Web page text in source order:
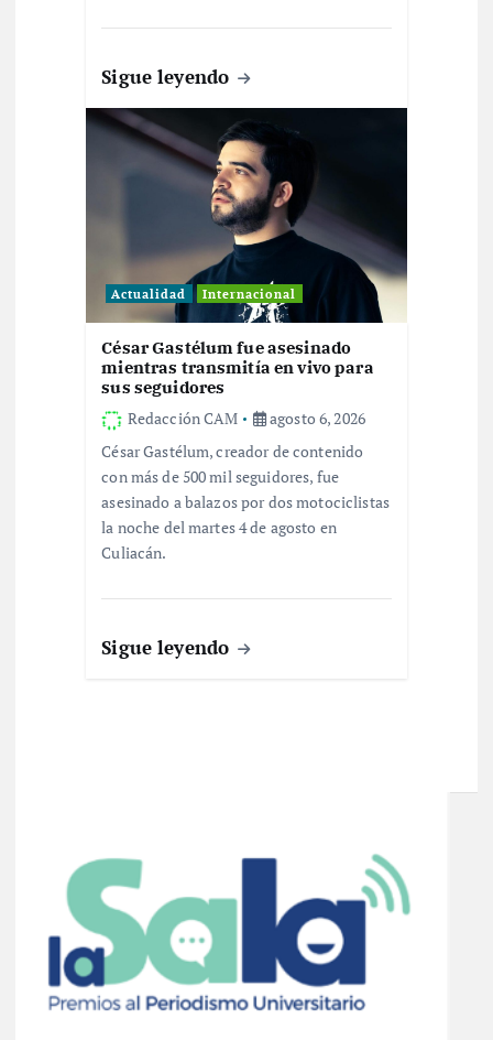
Sigue leyendo
Actualidad Internacional
César Gastélum fue asesinado
mientras transmitía en vivo para
sus seguidores
Redacción CAM
agosto 6, 2026
César Gastélum, creador de contenido
con más de 500 mil seguidores, fue
asesinado a balazos por dos motociclistas
la noche del martes 4 de agosto en
Culiacán.
Sigue leyendo